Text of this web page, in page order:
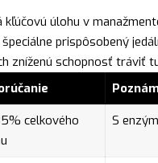
kľúčovú úlohu v
špeciálne prispôsobený
zníženú schopnosť tráviť
celkového
S